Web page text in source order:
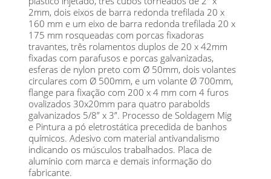
2mm, dois eixos de barra redonda trefilada 20 x
160 mm e um eixo de barra redonda trefilada 20 x
175 mm rosqueadas com porcas fixadoras
travantes, três rolamentos duplos de 20 x 42mm
fixadas com parafusos e porcas galvanizadas,
esferas de nylon preto com Ø 50mm, dois volantes
circulares com Ø 500mm, e um volante Ø 700mm,
flange para fixação com 200 x 4 mm com 4 furos
ovalizados 30x20mm para quatro parabolds
galvanizados 5/8” x 3”. Processo de Soldagem Mig
e Pintura a pó eletrostática precedida de banhos
químicos. Adesivo com material antivandalismo
indicando os músculos trabalhados. Placa de
alumínio com marca e demais informação do
fabricante.